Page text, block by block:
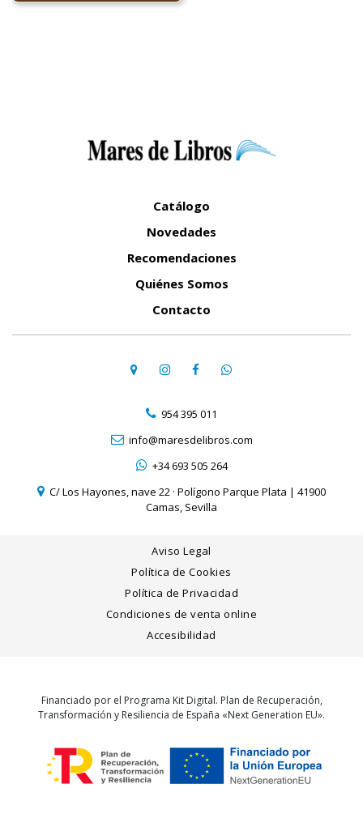
Catálogo
Novedades
Recomendaciones
Quiénes Somos
Contacto
954 395 011
info@maresdelibros.com
+34 693 505 264
C/ Los Hayones, nave 22 · Polígono Parque Plata | 41900
Camas, Sevilla
Aviso Legal
Política de Cookies
Política de Privacidad
Condiciones de venta online
Accesibilidad
Financiado por el Programa Kit Digital. Plan de Recuperación,
Transformación y Resiliencia de España «Next Generation EU».